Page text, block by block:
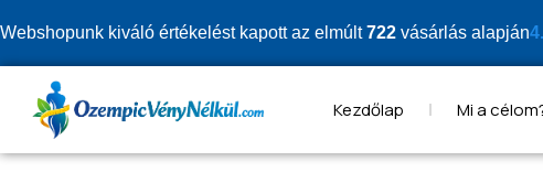
Webshopunk kiváló értékelést kapott az elmúlt722 vásárlás alapján
Kezdőlap Mi a